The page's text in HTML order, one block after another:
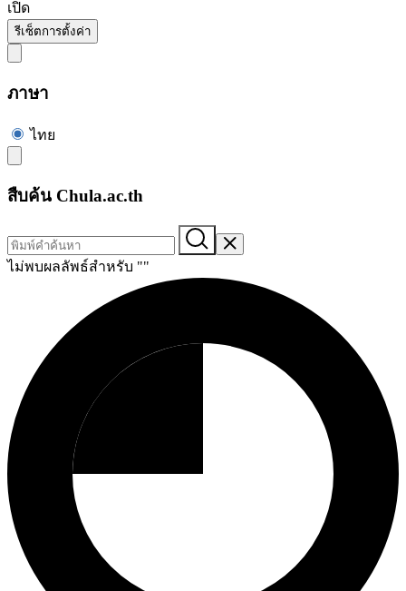
เปิด
รีเซ็ตการตั้งค่า
ภาษา
ไทย
สืบค้น Chula.ac.th
ไม่พบผลลัพธ์สำหรับ ""